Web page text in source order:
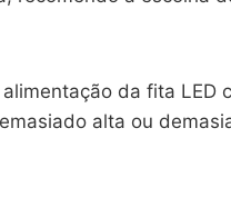
da fita LED
alta ou